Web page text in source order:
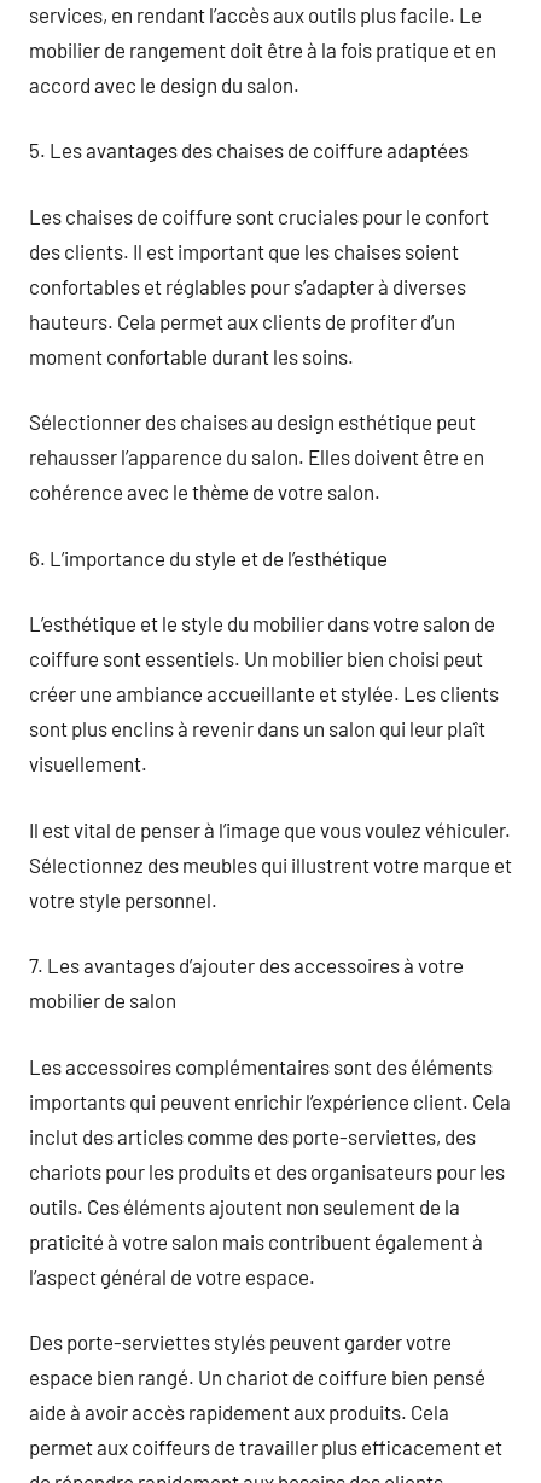
services, en rendant l’accès aux outils plus facile. Le
mobilier de rangement doit être à la fois pratique et en
accord avec le design du salon.
5. Les avantages des chaises de coiffure adaptées
Les chaises de coiffure sont cruciales pour le confort
des clients. Il est important que les chaises soient
confortables et réglables pour s’adapter à diverses
hauteurs. Cela permet aux clients de profiter d’un
moment confortable durant les soins.
Sélectionner des chaises au design esthétique peut
rehausser l’apparence du salon. Elles doivent être en
cohérence avec le thème de votre salon.
6. L’importance du style et de l’esthétique
L’esthétique et le style du mobilier dans votre salon de
coiffure sont essentiels. Un mobilier bien choisi peut
créer une ambiance accueillante et stylée. Les clients
sont plus enclins à revenir dans un salon qui leur plaît
visuellement.
Il est vital de penser à l’image que vous voulez véhiculer.
Sélectionnez des meubles qui illustrent votre marque et
votre style personnel.
7. Les avantages d’ajouter des accessoires à votre
mobilier de salon
Les accessoires complémentaires sont des éléments
importants qui peuvent enrichir l’expérience client. Cela
inclut des articles comme des porte-serviettes, des
chariots pour les produits et des organisateurs pour les
outils. Ces éléments ajoutent non seulement de la
praticité à votre salon mais contribuent également à
l’aspect général de votre espace.
Des porte-serviettes stylés peuvent garder votre
espace bien rangé. Un chariot de coiffure bien pensé
aide à avoir accès rapidement aux produits. Cela
permet aux coiffeurs de travailler plus efficacement et